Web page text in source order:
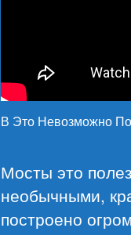
В Это Невозможно
Мосты это
необычными,
построено